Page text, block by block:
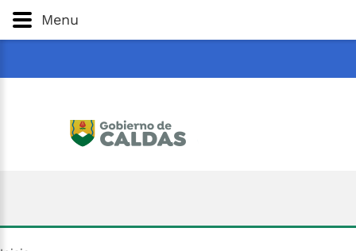
Gobernación
Menu